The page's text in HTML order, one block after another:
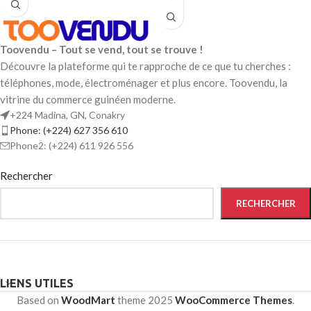
vous assurer un confort optimal tout
au long de la journée. Achetez
Semelle en
antidérapantpour une adhérence
parfaite
Légère, respirante et confortable
pour un usage quotidien
Couleurs contrastéesblanc &
rougepour un look sportif chic
LogoAdidas Originalsur la
languette et le talon
textile respirant
métalliques
Parfaite pour le trekking, le
travail ou l’usage militaire
Toovendu – Tout se vend, tout se trouve !
Découvre la plateforme qui te rapproche de ce que tu cherches :
téléphones, mode, électroménager et plus encore. Toovendu, la
vitrine du commerce guinéen moderne.
+224 Madina, GN, Conakry
Phone: (+224) 627 356 610
Phone2: (+224) 611 926 556
Rechercher
RECHERCHER
LIENS UTILES
Based on WoodMart theme 2025 WooCommerce Themes.